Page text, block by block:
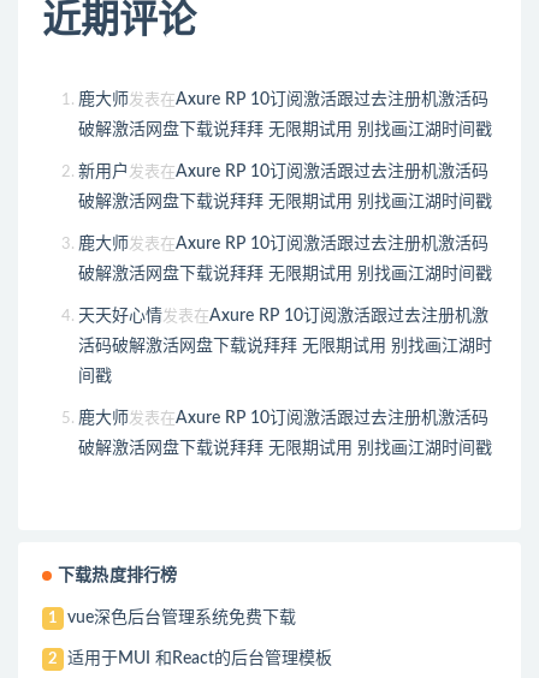
近期评论
鹿大师发表在Axure RP 10订阅激活跟过去注册机激活码
破解激活网盘下载说拜拜 无限期试用 别找画江湖时间戳
新用户 发表在Axure RP 10订阅激活跟过去注册机激活码
破解激活网盘下载说拜拜 无限期试用 别找画江湖时间戳
鹿大师发表在Axure RP 10订阅激活跟过去注册机激活码
破解激活网盘下载说拜拜 无限期试用 别找画江湖时间戳
天天好心情发表在Axure RP 10订阅激活跟过去注册机激
活码破解激活网盘下载说拜拜 无限期试用 别找画江湖时
间戳
鹿大师发表在Axure RP 10订阅激活跟过去注册机激活码
破解激活网盘下载说拜拜 无限期试用 别找画江湖时间戳
下载热度排行榜
1 vue深色后台管理系统免费下载
2 适用于MUI 和React的后台管理模板